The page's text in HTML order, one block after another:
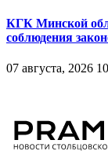
КГК Минской
соблюдения
07 августа, 2026